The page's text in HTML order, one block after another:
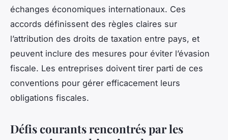
échanges économiques internationaux. Ces
accords définissent des règles claires sur
l’attribution des droits de taxation entre pays, et
peuvent inclure des mesures pour éviter l’évasion
fiscale. Les entreprises doivent tirer parti de ces
conventions pour gérer efficacement leurs
obligations fiscales.
Défis courants rencontrés par les